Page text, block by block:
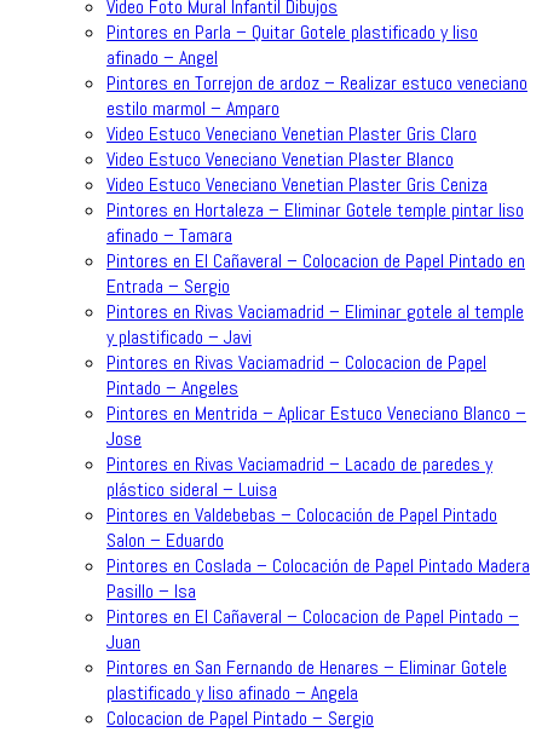
Video Foto Mural Infantil Dibujos
Pintores en Parla – Quitar Gotele plastificado y liso
afinado – Angel
Pintores en Torrejon de ardoz – Realizar estuco veneciano
estilo marmol – Amparo
Video Estuco Veneciano Venetian Plaster Gris Claro
Video Estuco Veneciano Venetian Plaster Blanco
Video Estuco Veneciano Venetian Plaster Gris Ceniza
Pintores en Hortaleza – Eliminar Gotele temple pintar liso
afinado – Tamara
Pintores en El Cañaveral – Colocacion de Papel Pintado en
Entrada – Sergio
Pintores en Rivas Vaciamadrid – Eliminar gotele al temple
y plastificado – Javi
Pintores en Rivas Vaciamadrid – Colocacion de Papel
Pintado – Angeles
Pintores en Mentrida – Aplicar Estuco Veneciano Blanco –
Jose
Pintores en Rivas Vaciamadrid – Lacado de paredes y
plástico sideral – Luisa
Pintores en Valdebebas – Colocación de Papel Pintado
Salon – Eduardo
Pintores en Coslada – Colocación de Papel Pintado Madera
Pasillo – Isa
Pintores en El Cañaveral – Colocacion de Papel Pintado –
Juan
Pintores en San Fernando de Henares – Eliminar Gotele
plastificado y liso afinado – Angela
Colocacion de Papel Pintado – Sergio